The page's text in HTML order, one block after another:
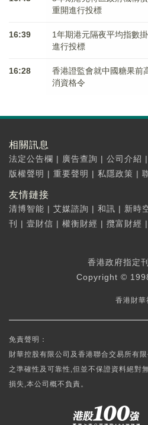
重開進行投標
16:39
1年期港元隔夜平均指數
進行投標
16:28
香港證監會就中國糖果前
消資格令
相關訊息
法定公告欄 | 廣告查詢 | 公司介紹 |
版權聲明 | 重要聲明 | 私隱政策 |
友情鏈接
清博智能 | 艾媒諮詢 | 和訊 | 新時
刊
| 壹財信 | 權衡財經 | 攬富財經 |
香港政府指定
Copyright ©
香港財華
免責聲明：
財華控股有限公司及香港聯合交易所有
之準確性及可靠性,但並不保證資料絕對
損失,本公司概不負責。